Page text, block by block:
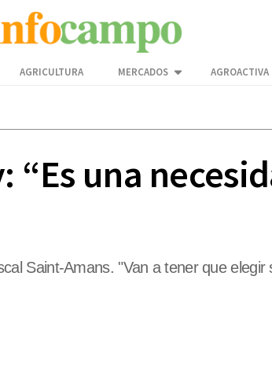
AGRICULTURA MERCADOS AGROACTIVA
“Es una
Saint-Amans. "Van a tener que